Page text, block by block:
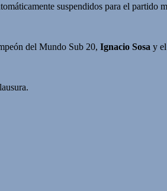
suspendidos para el partido
del Mundo Sub 20, Ignacio Sosa y